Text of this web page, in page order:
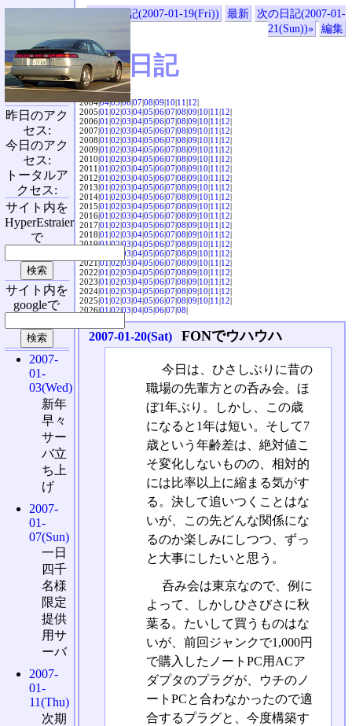
«前の日記(2007-01-19(Fri)) 最新
次の日記(2007-01-
21(Sun))»
編集
SVX日記
2004|04|05|06|07|08|09|10|11|12|
2005|01|02|03|04|05|06|07|08|09|10|11|12|
2006|01|02|03|04|05|06|07|08|09|10|11|12|
2007|01|02|03|04|05|06|07|08|09|10|11|12|
2008|01|02|03|04|05|06|07|08|09|10|11|12|
2009|01|02|03|04|05|06|07|08|09|10|11|12|
2010|01|02|03|04|05|06|07|08|09|10|11|12|
2011|01|02|03|04|05|06|07|08|09|10|11|12|
2012|01|02|03|04|05|06|07|08|09|10|11|12|
2013|01|02|03|04|05|06|07|08|09|10|11|12|
2014|01|02|03|04|05|06|07|08|09|10|11|12|
2015|01|02|03|04|05|06|07|08|09|10|11|12|
2016|01|02|03|04|05|06|07|08|09|10|11|12|
2017|01|02|03|04|05|06|07|08|09|10|11|12|
2018|01|02|03|04|05|06|07|08|09|10|11|12|
2019|01|02|03|04|05|06|07|08|09|10|11|12|
03|04|05|06|07|08|09|10|11|12|
2021|01|02|03|04|05|06|07|08|09|10|11|12|
2022|01|02|03|04|05|06|07|08|09|10|11|12|
2023|01|02|03|04|05|06|07|08|09|10|11|12|
2024|01|02|03|04|05|06|07|08|09|10|11|12|
2025|01|02|03|04|05|06|07|08|09|10|11|12|
2026|01|02|03|04|05|06|07|08|
2007-01-20(Sat) FONでウハウハ
今日は、ひさしぶりに昔の
職場の先輩方との呑み会。ほ
ぼ1年ぶり。しかし、この歳
になると1年は短い。そして7
歳という年齢差は、絶対値こ
そ変化しないものの、相対的
には比率以上に縮まる気がす
る。決して追いつくことはな
いが、この先どんな関係にな
るのか楽しみにしつつ、ずっ
と大事にしたいと思う。
呑み会は東京なので、例に
よって、しかしひさびさに秋
葉る。たいして買うものはな
いが、前回ジャンクで1,000円
で購入したノートPC用ACア
ダプタのプラグが、ウチのノ
ートPCと合わなかったので適
合するプラグと、今度構築す
昨日のアク
セス:
今日のアク
セス:
トータルア
クセス:
サイト内を
HyperEstraier
で
サイト内を
googleで
2007-
01-
03(Wed)
新年
早々
サー
バ立
ち上
げ
2007-
01-
07(Sun)
一日
四千
名様
限定
提供
用サ
ーバ
2007-
01-
11(Thu)
次期